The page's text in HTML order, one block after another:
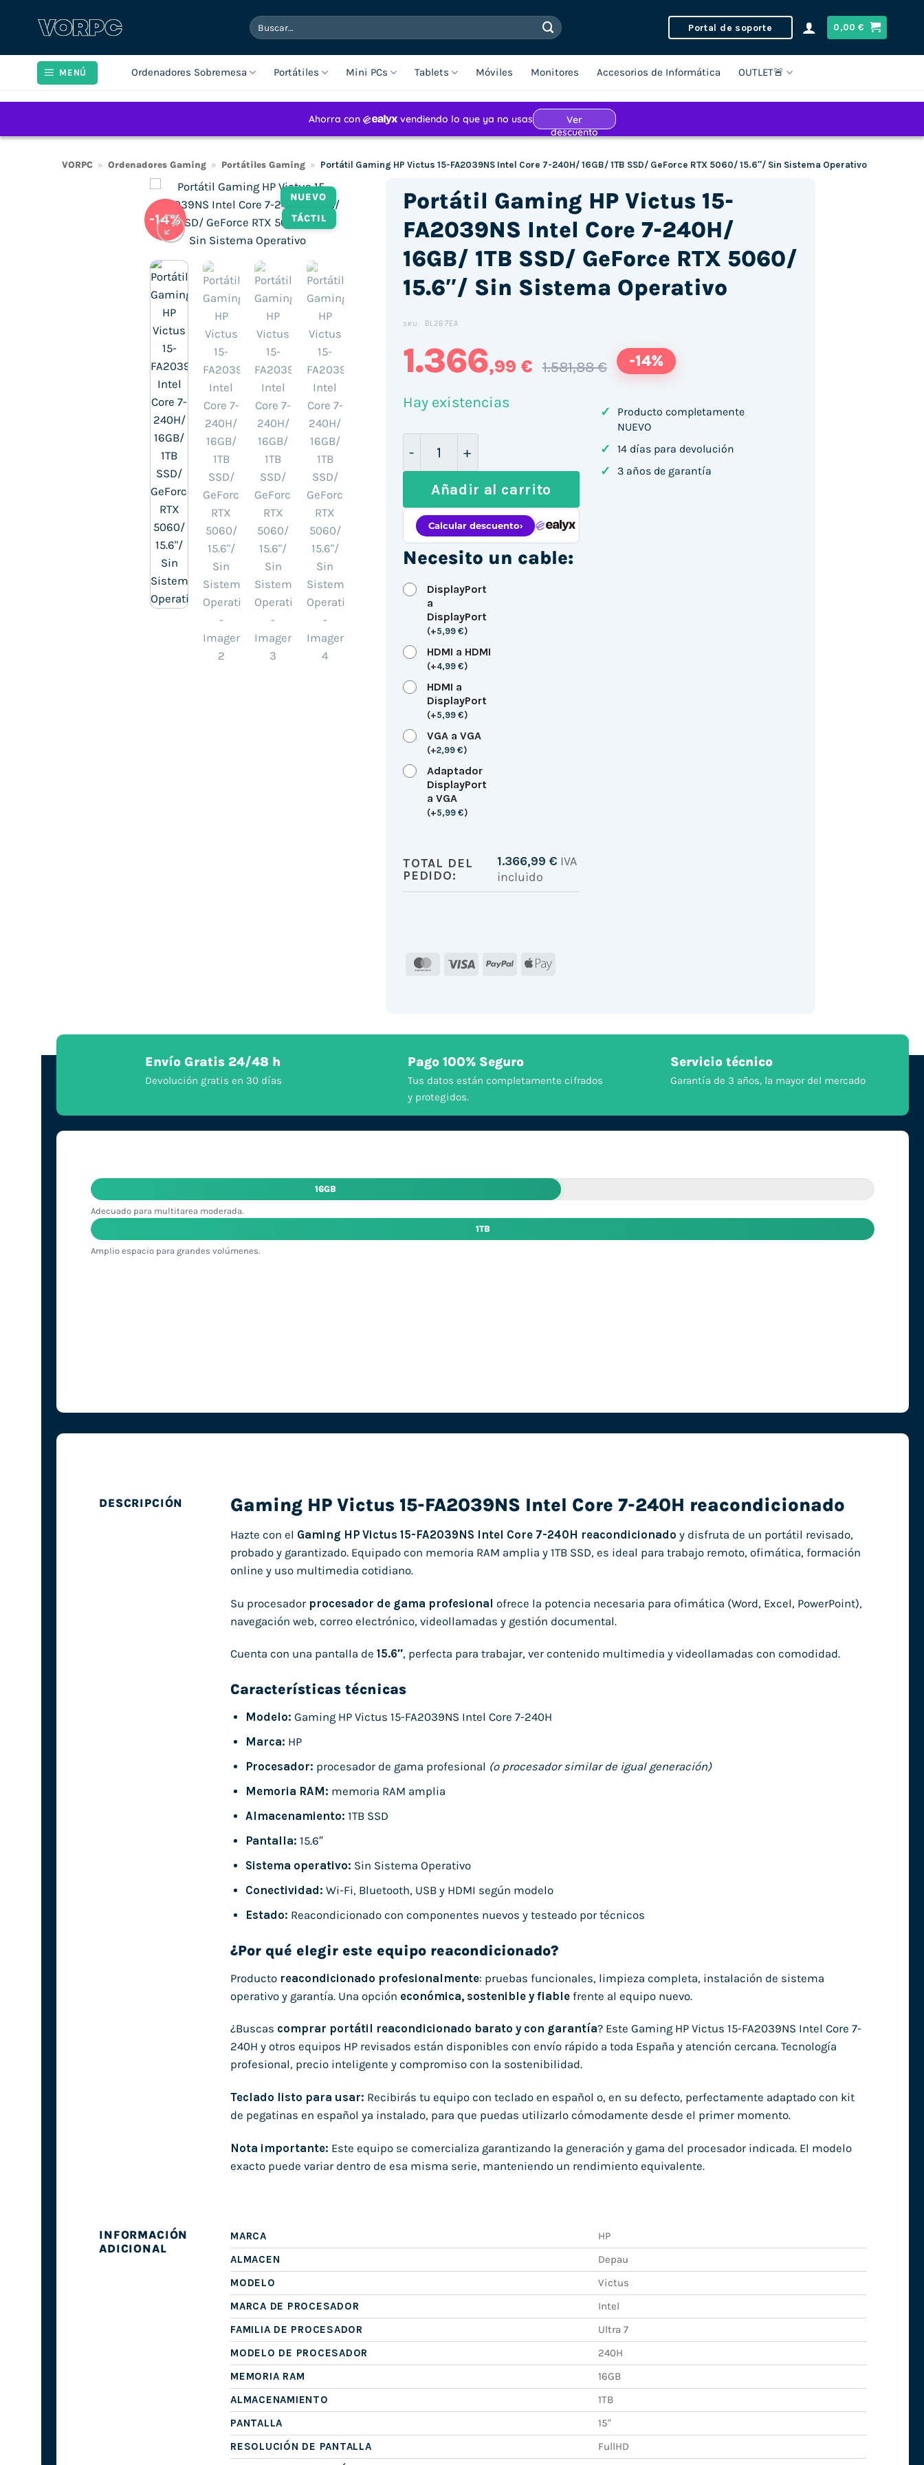
Buscar
por:
Portal de soporte 0,00€
MENÚ Ordenadores Sobremesa Portátiles Mini PCs Tablets Móviles Monitores Accesorios de Informática OUTLET🚨
VORPC » Ordenadores Gaming » Portátiles Gaming » Portátil Gaming HP Victus 15-FA2039NS Intel Core 7-240H/ 16GB/ 1TB SSD/ GeForce RTX 5060/ 15.6″/ Sin Sistema Operativo
NUEVO
TÁCTIL
-14%
Portátil Gaming HP Victus 15-
FA2039NS Intel Core 7-240H/
16GB/ 1TB SSD/ GeForce RTX 5060/
15.6″/ Sin Sistema Operativo
SKU: BL2B7EA
1.366,99 € 1.581,88 € -14%
Hay existencias
Portátil Gaming HP Victus 15-FA2039NS Intel Core 7-240H/ 16GB/ 1TB SSD/
Añadir al carrito
Necesito un cable:
DisplayPort
a
DisplayPort
(+5,99 €)
HDMI a HDMI
(+4,99 €)
HDMI a
DisplayPort
(+5,99 €)
VGA a VGA
(+2,99 €)
Adaptador
DisplayPort
a VGA
(+5,99 €)
TOTAL DEL
PEDIDO:
1.366,99 € IVA
incluido
MasterCard
Visa PayPal Apple
✓
Producto completamente
NUEVO
✓ 14 días para devolución
✓ 3 años de garantía
Envío Gratis 24/48 h
Devolución gratis en 30 días
Pago 100% Seguro
Tus datos están completamente cifrados
y protegidos.
Servicio técnico
Garantía de 3 años, la mayor del mercado
16GB
Adecuado para multitarea moderada.
1TB
Amplio espacio para grandes volúmenes.
DESCRIPCIÓN Gaming HP Victus 15-FA2039NS Intel Core 7-240H reacondicionado
Hazte con el Gaming HP Victus 15-FA2039NS Intel Core 7-240H reacondicionado y disfruta de un portátil revisado,
probado y garantizado. Equipado con memoria RAM amplia y 1TB SSD, es ideal para trabajo remoto, ofimática, formación
online y uso multimedia cotidiano.
Su procesador procesador de gama profesional ofrece la potencia necesaria para ofimática (Word, Excel, PowerPoint),
navegación web, correo electrónico, videollamadas y gestión documental.
Cuenta con una pantalla de 15.6″, perfecta para trabajar, ver contenido multimedia y videollamadas con comodidad.
Características técnicas
Modelo: Gaming HP Victus 15-FA2039NS Intel Core 7-240H
Marca: HP
Procesador: procesador de gama profesional (o procesador similar de igual generación)
Memoria RAM: memoria RAM amplia
Almacenamiento: 1TB SSD
Pantalla: 15.6″
Sistema operativo: Sin Sistema Operativo
Conectividad: Wi-Fi, Bluetooth, USB y HDMI según modelo
Estado: Reacondicionado con componentes nuevos y testeado por técnicos
¿Por qué elegir este equipo reacondicionado?
Producto reacondicionado profesionalmente: pruebas funcionales, limpieza completa, instalación de sistema
operativo y garantía. Una opción económica, sostenible y fiable frente al equipo nuevo.
¿Buscas comprar portátil reacondicionado barato y con garantía? Este Gaming HP Victus 15-FA2039NS Intel Core 7-
240H y otros equipos HP revisados están disponibles con envío rápido a toda España y atención cercana. Tecnología
profesional, precio inteligente y compromiso con la sostenibilidad.
Teclado listo para usar: Recibirás tu equipo con teclado en español o, en su defecto, perfectamente adaptado con kit
de pegatinas en español ya instalado, para que puedas utilizarlo cómodamente desde el primer momento.
Nota importante: Este equipo se comercializa garantizando la generación y gama del procesador indicada. El modelo
exacto puede variar dentro de esa misma serie, manteniendo un rendimiento equivalente.
INFORMACIÓN
ADICIONAL
MARCA
HP
ALMACEN
Depau
MODELO
Victus
MARCA DE PROCESADOR
Intel
FAMILIA DE PROCESADOR
Ultra 7
MODELO DE PROCESADOR
240H
MEMORIA RAM
16GB
ALMACENAMIENTO
1TB
PANTALLA
15"
RESOLUCIÓN DE PANTALLA
FullHD